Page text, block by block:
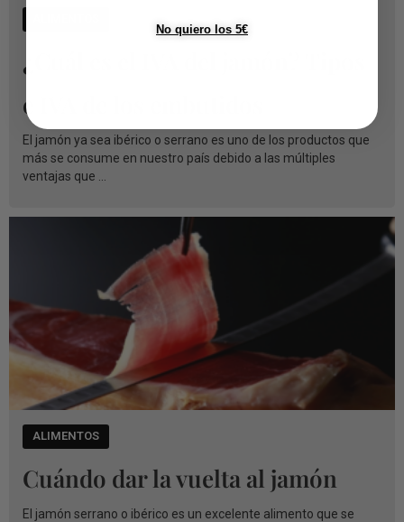
¿Cuál es el IVA del jamón? Tipos
e IVA de los embutidos
El jamón ya sea ibérico o serrano es uno de los productos que
más se consume en nuestro país debido a las múltiples
ventajas que ...
ALIMENTOS
Cuándo dar la vuelta al jamón
El jamón serrano o ibérico es un excelente alimento que se
No quiero los 5€